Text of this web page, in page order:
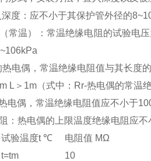
度：应不小于其保护管外径的
常温）：常温绝缘电阻的试验电
电偶，常温绝缘电阻值与其长度
L＞1m（式中：Rr-热电偶的常温
电偶，常温绝缘电阻值应不小于
：热电偶的上限温度绝缘电阻应不
试验温度t ℃
电阻值 MΩ
t=tm
10